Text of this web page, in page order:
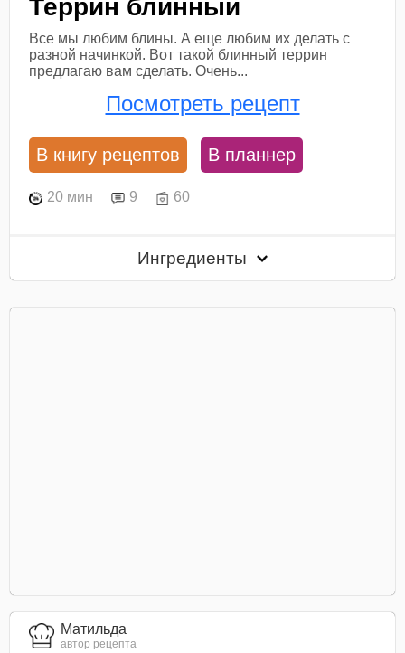
Террин блинный
Все мы любим блины. А еще любим их делать с
разной начинкой. Вот такой блинный террин
предлагаю вам сделать. Очень...
Посмотреть рецепт
В книгу рецептов В планнер
20 мин 9 60
Ингредиенты
Матильда
автор рецепта